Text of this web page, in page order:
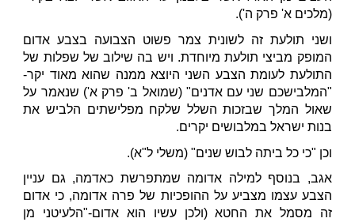
(מלכים א' פרק ה').
ושני תולעת זה לשונית צמר פשוט הצבועה בצבע אדום
המופק מביצי תולעת מיוחדת. ויש בה שילוב של שפלות של
התולעת לעומת הצבע השני היוצא ממנה שהוא מאוד יקר-
"המלבישכם שני עם אדנים" (שמואל ב' פרק א') שנאמר על
שאול המלך שבזכות השלל שלקח מפלישתים הלביש את
בנות ישראל במלבושים יקרים.
וכן "כי כל ביתה לבוש שנים" (משלי ל"א).
אגב, בנוסף למילה אדומה שמתפרשת כאדמה, גם עניין
הצבע עצמו מצביע על ההופכיות של פרה אדומה, כי אדום
זה מסמל את החטא (ולכן עשיו הוא אדום-"הלעיטני מן